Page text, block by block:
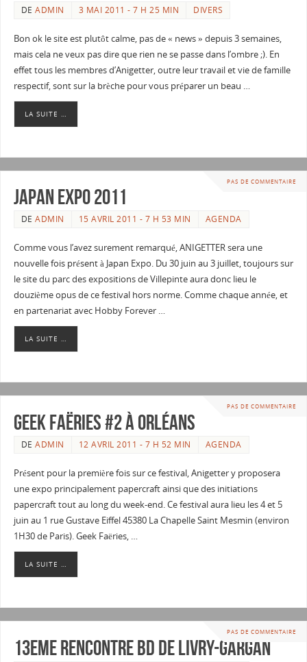
DEADMIN 3 MAI 2011 - 7 H 25 MIN DIVERS
Bon ok le site est plutôt calme, pas de « news » depuis 3 semaines,
mais cela ne veux pas dire que rien ne se passe dans l’ombre ;). En
effet tous les membres d’Anigetter, outre leur travail et vie de famille
respectif, sont sur la brèche pour vous préparer un beau …
LA SUITE …
PAS DE COMMENTAIRE
Japan Expo 2011
DEADMIN 15 AVRIL 2011 - 7 H 53 MIN AGENDA
Comme vous l’avez surement remarqué, ANIGETTER sera une
nouvelle fois présent à Japan Expo. Du 30 juin au 3 juillet, toujours sur
le site du parc des expositions de Villepinte aura donc lieu le
douzième opus de ce festival hors norme. Comme chaque année, et
en partenariat avec Hobby Forever …
LA SUITE …
PAS DE COMMENTAIRE
Geek Faëries #2 à Orléans
DEADMIN 12 AVRIL 2011 - 7 H 52 MIN AGENDA
Présent pour la première fois sur ce festival, Anigetter y proposera
une expo principalement papercraft ainsi que des initiations
papercraft tout au long du week-end. Ce festival aura lieu les 4 et 5
juin au 1 rue Gustave Eiffel 45380 La Chapelle Saint Mesmin (environ
1H30 de Paris). Geek Faëries, …
LA SUITE …
PAS DE COMMENTAIRE
13eme Rencontre BD de Livry-Gargan